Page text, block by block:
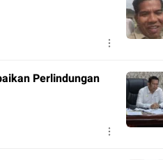
Perlindungan